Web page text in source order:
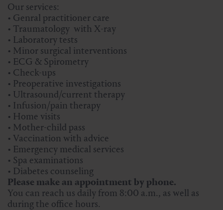
Our services:
• Genral practitioner care
• Traumatology with X-ray
• Laboratory tests
• Minor surgical interventions
• ECG & Spirometry
• Check-ups
• Preoperative investigations
• Ultrasound/current therapy
• Infusion/pain therapy
• Home visits
• Mother-child pass
• Vaccination with advice
• Emergency medical services
• Spa examinations
• Diabetes counseling
Please make an appointment by phone.
You can reach us daily from 8:00 a.m., as well as
during the office hours.